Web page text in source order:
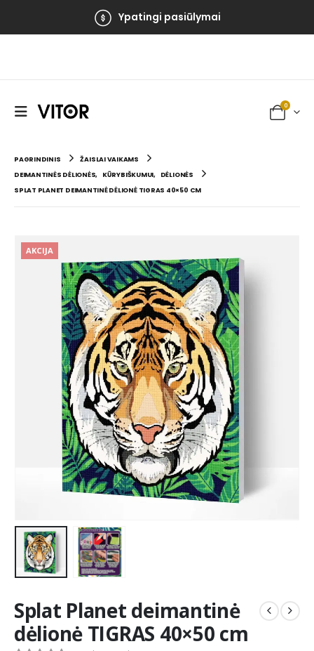
Ypatingi pasiūlymai
0
PAGRINDINIS
ŽAISLAI VAIKAMS
DEIMANTINĖS DĖLIONĖS, KŪRYBIŠKUMUI,
DĖLIONĖS
SPLAT PLANET DEIMANTINĖ DĖLIONĖ TIGRAS 40×50 CM
AKCIJA
Splat Planet deimantinė
dėlionė TIGRAS 40×50 cm